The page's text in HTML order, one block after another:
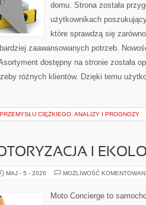
domu. Strona została
użytkownikach
które sprawdzą się
zaawansowanych potrzeb.
dostępny na stronie została
różnych klientów. Dzięki temu
CIĘŻKIEGO: ANALIZY I PROGNOZY
I
MAJ - 5 - 2026 MOŻLIWOŚĆ
Moto Concierge to